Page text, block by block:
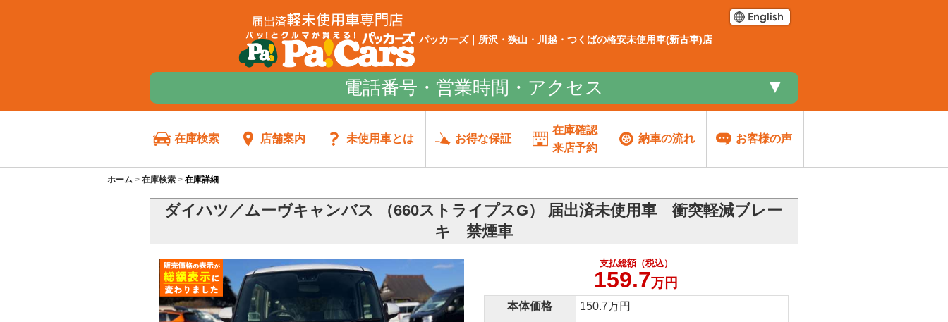
パッカーズ｜所沢・狭山・川越・つくばの格安未使用車(新古車)店
電話番号・営業時間・アクセス ▼
在庫検索 店舗案内 未使用車とは お得な保証
在庫確認
来店予約
納車の流れ お客様の声
ホーム 在庫検索 在庫詳細
ダイハツ／ムーヴキャンバス （660ストライプスG） 届出済未使用車 衝突軽減ブレー
キ 禁煙車
支払総額（税込）
159.7万円
本体価格
150.7万円